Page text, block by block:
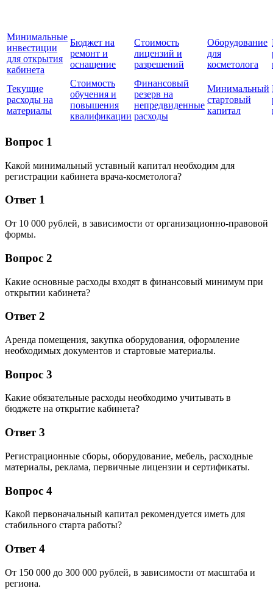
Минимальные
инвестиции
для открытия
кабинета
Бюджет на
ремонт и
оснащение
Стоимость
лицензий и
разрешений
Оборудование
для
косметолога
Текущие
расходы на
материалы
Стоимость
обучения и
повышения
квалификации
Финансовый
резерв на
непредвиденные
расходы
Минимальный
стартовый
капитал
Вопрос 1
Какой минимальный уставный капитал необходим для
регистрации кабинета врача-косметолога?
Ответ 1
От 10 000 рублей, в зависимости от организационно-правовой
формы.
Вопрос 2
Какие основные расходы входят в финансовый минимум при
открытии кабинета?
Ответ 2
Аренда помещения, закупка оборудования, оформление
необходимых документов и стартовые материалы.
Вопрос 3
Какие обязательные расходы необходимо учитывать в
бюджете на открытие кабинета?
Ответ 3
Регистрационные сборы, оборудование, мебель, расходные
материалы, реклама, первичные лицензии и сертификаты.
Вопрос 4
Какой первоначальный капитал рекомендуется иметь для
стабильного старта работы?
Ответ 4
От 150 000 до 300 000 рублей, в зависимости от масштаба и
региона.